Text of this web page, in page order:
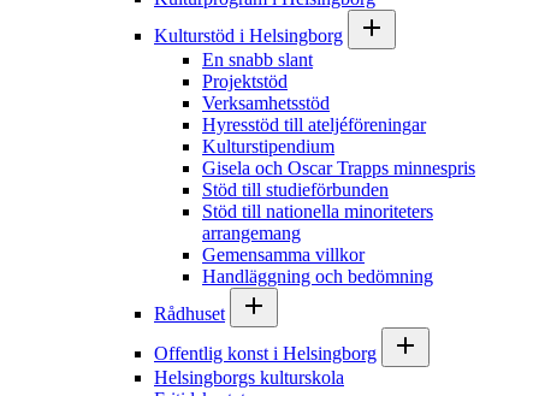
Kulturstöd i Helsingborg
En snabb slant
Projektstöd
Verksamhetsstöd
Hyresstöd till ateljéföreningar
Kulturstipendium
Gisela och Oscar Trapps minnespris
Stöd till studieförbunden
Stöd till nationella minoriteters
arrangemang
Gemensamma villkor
Handläggning och bedömning
Rådhuset
Offentlig konst i Helsingborg
Helsingborgs kulturskola